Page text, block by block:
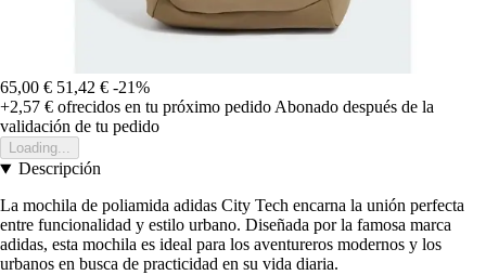
65,00 € 51,42 € -21%
+2,57 € ofrecidos en tu próximo pedidoAbonado después de la
validación de tu pedido
Loading...
Descripción
La mochila de poliamida adidas City Tech encarna la unión perfecta
entre funcionalidad y estilo urbano. Diseñada por la famosa marca
adidas, esta mochila es ideal para los aventureros modernos y los
urbanos en busca de practicidad en su vida diaria.